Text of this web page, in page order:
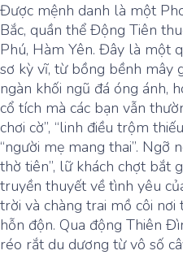
Được mệnh danh là một
Bắc, quần thể Động Tiên
Phú, Hàm Yên. Đây là một
sơ kỳ vĩ, từ bồng bềnh mây
ngàn khối ngũ đá óng ánh,
cổ tích mà các bạn vẫn
chơi cờ”, “linh điều trộm
“người mẹ mang thai”. Ngỡ
thờ tiên”, lữ khách chợt bắt
truyền thuyết về tình yêu
trời và chàng trai mồ côi
hỗn độn. Qua động Thiên
réo rắt du dương từ vô số